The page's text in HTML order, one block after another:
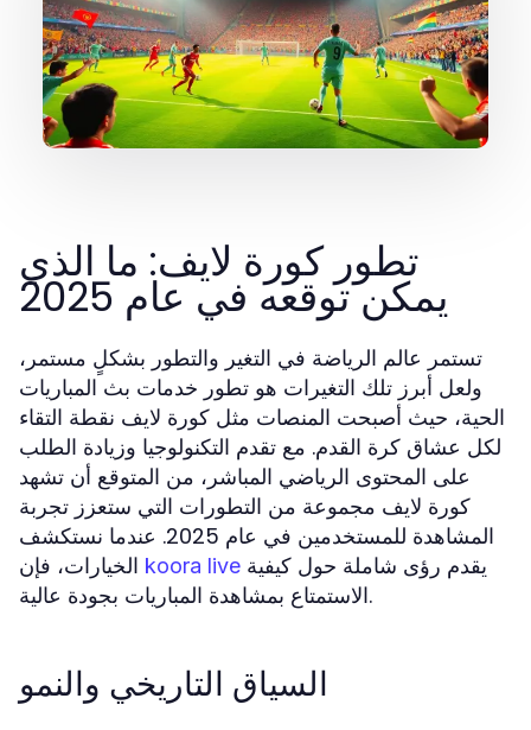
تطور كورة لايف: ما الذي
يمكن توقعه في عام 2025
تستمر عالم الرياضة في التغير والتطور بشكلٍ مستمر،
ولعل أبرز تلك التغيرات هو تطور خدمات بث المباريات
الحية، حيث أصبحت المنصات مثل كورة لايف نقطة التقاء
لكل عشاق كرة القدم. مع تقدم التكنولوجيا وزيادة الطلب
على المحتوى الرياضي المباشر، من المتوقع أن تشهد
كورة لايف مجموعة من التطورات التي ستعزز تجربة
المشاهدة للمستخدمين في عام 2025. عندما نستكشف
koora live
الاستمتاع بمشاهدة المباريات بجودة عالية.
السياق التاريخي والنمو